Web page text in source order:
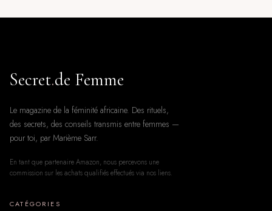
Secret.de Femme
Le magazine de la féminité africaine. Des rituels,
des secrets, des conseils transmis entre femmes —
pour toi, par Marième Sarr.
En tant que partenaire Amazon, nous percevons une
commission sur les achats qualifiés effectués via nos liens.
CATÉGORIES